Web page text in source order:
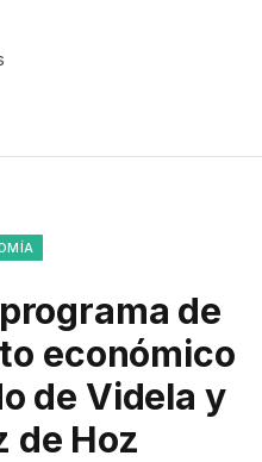
de
económico
de Videla y
de Hoz